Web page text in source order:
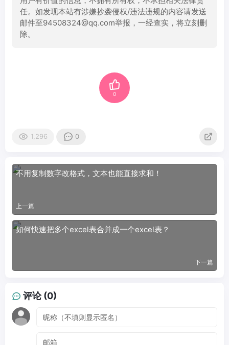
任。如发现本站有涉嫌抄袭侵权/违法违规的内容请发送
邮件至94508324@qq.com举报，一经查实，将立刻删
除。
0
1,296 0
不用复制数字改格式，文本也能直接求和！
上一篇
如何快速把多个excel表合并成一个excel表？
下一篇
评论 (0)